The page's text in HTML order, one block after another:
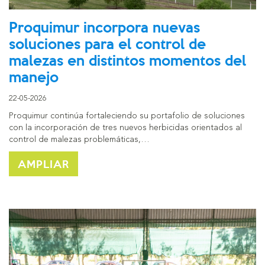
Proquimur incorpora nuevas
soluciones para el control de
malezas en distintos momentos del
manejo
22-05-2026
Proquimur continúa fortaleciendo su portafolio de soluciones
con la incorporación de tres nuevos herbicidas orientados al
control de malezas problemáticas,…
AMPLIAR